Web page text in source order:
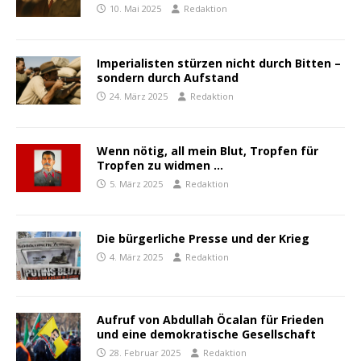
10. Mai 2025 Redaktion
Imperialisten stürzen nicht durch Bitten –
sondern durch Aufstand
24. März 2025 Redaktion
Wenn nötig, all mein Blut, Tropfen für
Tropfen zu widmen …
5. März 2025 Redaktion
Die bürgerliche Presse und der Krieg
4. März 2025 Redaktion
Aufruf von Abdullah Öcalan für Frieden
und eine demokratische Gesellschaft
28. Februar 2025 Redaktion